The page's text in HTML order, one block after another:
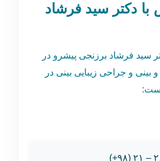
با دکتر سید فرشاد
سید فرشاد برزنجی پیشرو در
و جراحی زیبایی بینی در